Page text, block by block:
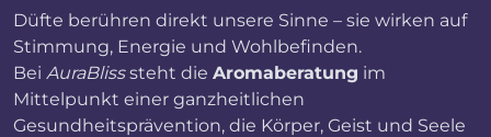
Düfte berühren direkt unsere Sinne – sie wirken auf
Stimmung, Energie und Wohlbefinden.
Bei AuraBlisssteht die Aromaberatung im
Mittelpunkt einer ganzheitlichen
Gesundheitsprävention, die Körper, Geist und Seele